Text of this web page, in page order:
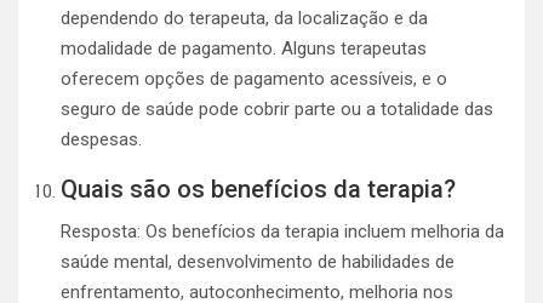
dependendo do terapeuta, da localização e da
modalidade de pagamento. Alguns terapeutas
oferecem opções de pagamento acessíveis, e o
seguro de saúde pode cobrir parte ou a totalidade das
despesas.
Quais são os benefícios da terapia?
Resposta: Os benefícios da terapia incluem melhoria da
saúde mental, desenvolvimento de habilidades de
enfrentamento, autoconhecimento, melhoria nos